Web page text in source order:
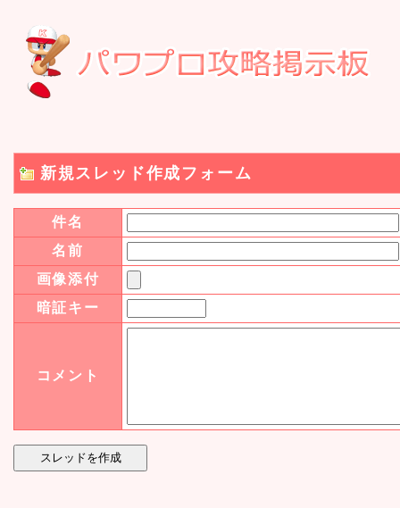
新規スレッド作成フォーム
件名
名前
画像添付
暗証キー
コメント